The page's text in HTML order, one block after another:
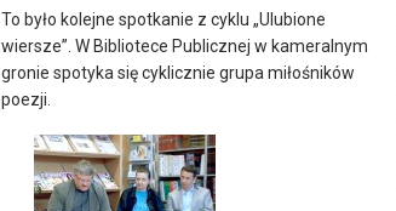
To było kolejne spotkanie z cyklu „Ulubione
wiersze”. W Bibliotece Publicznej w kameralnym
gronie spotyka się cyklicznie grupa miłośników
poezji.